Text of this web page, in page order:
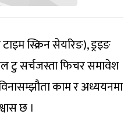
स्क्रिन सेयरिङ), ड्रइङ
टु सर्चजस्ता फिचर समावेश
काम र अध्ययनमा
छ ।